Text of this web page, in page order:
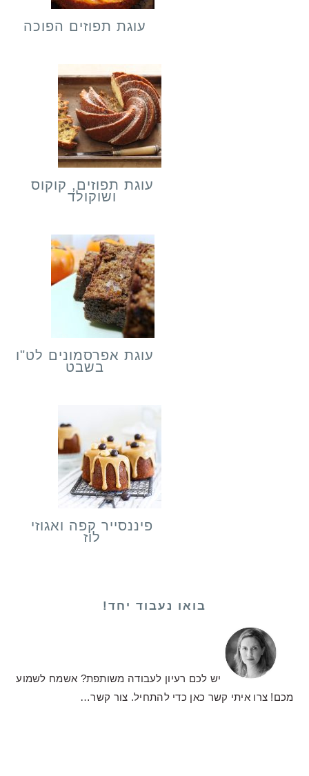
עוגת תפוזים הפוכה
עוגת תפוזים, קוקוס
ושוקולד
עוגת אפרסמונים לט"ו
בשבט
פיננסייר קפה ואגוזי
לוז
בואו נעבוד יחד!
יש לכם רעיון לעבודה משותפת? אשמח לשמוע
מכם! צרו איתי קשר כאן כדי להתחיל. צור קשר…